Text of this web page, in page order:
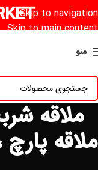
Skip to navigation
Skip to main content
منو
ملاقه
ملاقه